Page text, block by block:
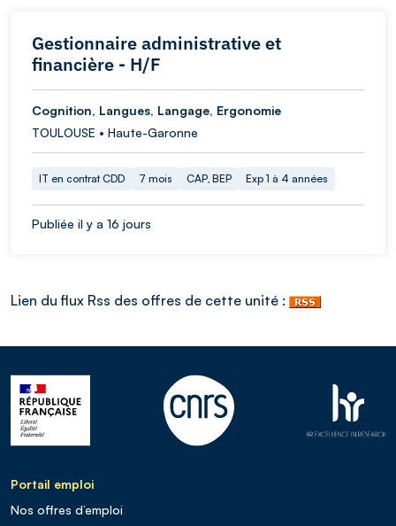
Gestionnaire administrative et
financière - H/F
Cognition, Langues, Langage, Ergonomie
TOULOUSE • Haute-Garonne
IT en contrat CDD 7 mois CAP, BEP Exp 1 à 4 années
Publiée il y a 16 jours
Lien du flux Rss des offres de cette unité :
Portail emploi
Nos offres d’emploi